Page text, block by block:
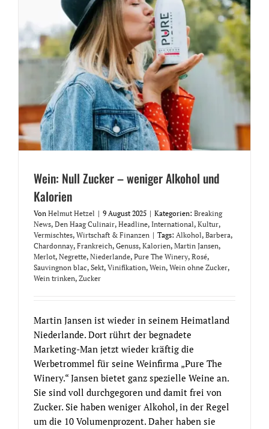
Wein: Null Zucker – weniger Alkohol und
Kalorien
Von Helmut Hetzel | 9 August 2025 | Kategorien: Breaking
News, Den Haag Culinair, Headline, International, Kultur,
Vermischtes, Wirtschaft & Finanzen | Tags: Alkohol, Barbera,
Chardonnay, Frankreich, Genuss, Kalorien, Martin Jansen,
Merlot, Negrette, Niederlande, Pure The Winery, Rosé,
Sauvingnon blac, Sekt, Vinifikation, Wein, Wein ohne Zucker,
Wein trinken, Zucker
Martin Jansen ist wieder in seinem Heimatland
Niederlande. Dort rührt der begnadete
Marketing-Man jetzt wieder kräftig die
Werbetrommel für seine Weinfirma „Pure The
Winery.“ Jansen bietet ganz spezielle Weine an.
Sie sind voll durchgegoren und damit frei von
Zucker. Sie haben weniger Alkohol, in der Regel
um die 10 Volumenprozent. Daher haben sie